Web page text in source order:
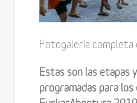
Fotogalería completa
Estas son las etapas
programadas para los